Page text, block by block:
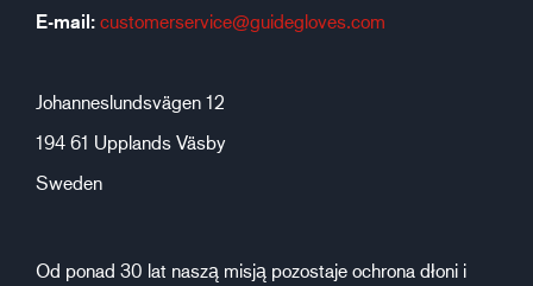
E-mail: customerservice@guidegloves.com
Johanneslundsvägen 12
194 61 Upplands Väsby
Sweden
Od ponad 30 lat naszą misją pozostaje ochrona dłoni i